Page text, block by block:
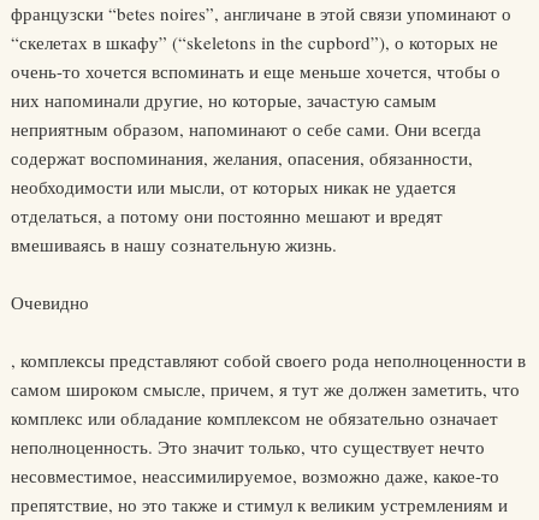
французски “betes noires”, англичане в этой связи упоминают о
“скелетах в шкафу” (“skeletons in the cupbord”), о которых не
очень-то хочется вспоминать и еще меньше хочется, чтобы о
них напоминали другие, но которые, зачастую самым
неприятным образом, напоминают о себе сами. Они всегда
содержат воспоминания, желания, опасения, обязанности,
необходимости или мысли, от которых никак не удается
отделаться, а потому они постоянно мешают и вредят
вмешиваясь в нашу сознательную жизнь.
Очевидно
, комплексы представляют собой своего рода неполноценности в
самом широком смысле, причем, я тут же должен заметить, что
комплекс или обладание комплексом не обязательно означает
неполноценность. Это значит только, что существует нечто
несовместимое, неассимилируемое, возможно даже, какое-то
препятствие, но это также и стимул к великим устремлениям и